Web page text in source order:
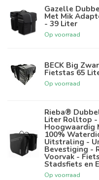
Gazelle
Met Mik
- 39 Liter
Op voorraad
BECK Big
Fietstas 65
Op voorraad
Rieba®
Liter Rolltop
Hoogwaardig
100%
Uitstraling -
Bevestiging -
Voorvak -
Stadsfiets en
Op voorraad